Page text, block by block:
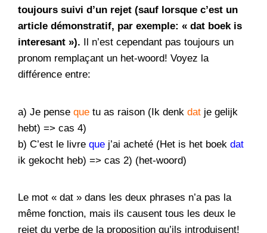
toujours suivi d’un rejet (sauf lorsque c’est un
article démonstratif, par exemple: « dat boek is
interesant »). Il n’est cependant pas toujours un
pronom remplaçant un het-woord! Voyez la
différence entre:
a) Je pense que tu as raison (Ik denk dat je gelijk
hebt) => cas 4)
b) C’est le livre que j’ai acheté (Het is het boek dat
ik gekocht heb) => cas 2) (het-woord)
Le mot « dat » dans les deux phrases n’a pas la
même fonction, mais ils causent tous les deux le
rejet du verbe de la proposition qu’ils introduisent!